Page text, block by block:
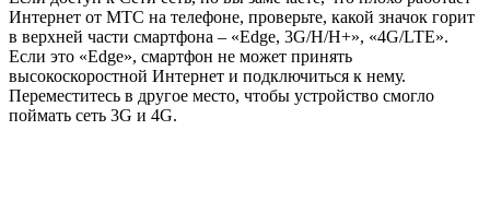
Интернет от МТС на телефоне, проверьте, какой значок горит
в верхней части смартфона – «Edge, 3G/H/H+», «4G/LTE».
Если это «Edge», смартфон не может принять
высокоскоростной Интернет и подключиться к нему.
Переместитесь в другое место, чтобы устройство смогло
поймать сеть 3G и 4G.